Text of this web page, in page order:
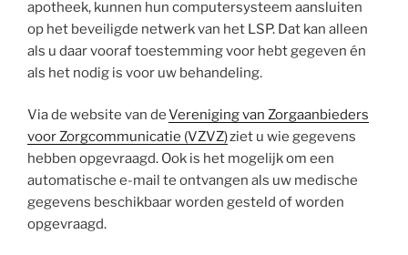
apotheek, kunnen hun computersysteem aansluiten
op het beveiligde netwerk van het LSP. Dat kan alleen
als u daar vooraf toestemming voor hebt gegeven én
als het nodig is voor uw behandeling.
Via de website van deVereniging van Zorgaanbieders
voor Zorgcommunicatie (VZVZ)ziet u wie gegevens
hebben opgevraagd. Ook is het mogelijk om een
automatische e-mail te ontvangen als uw medische
gegevens beschikbaar worden gesteld of worden
opgevraagd.